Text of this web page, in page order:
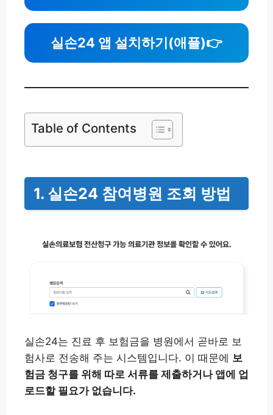
실손24 앱 설치하기(애플)👉
Table of Contents
1. 실손24 참여병원 조회 방법
실손24는 진료 후 보험금을 병원에서 곧바로 보
험사로 전송해 주는 시스템입니다. 이 때문에 보
험금 청구를 위해 따로 서류를 제출하거나 앱에 업
로드할 필요가 없습니다.